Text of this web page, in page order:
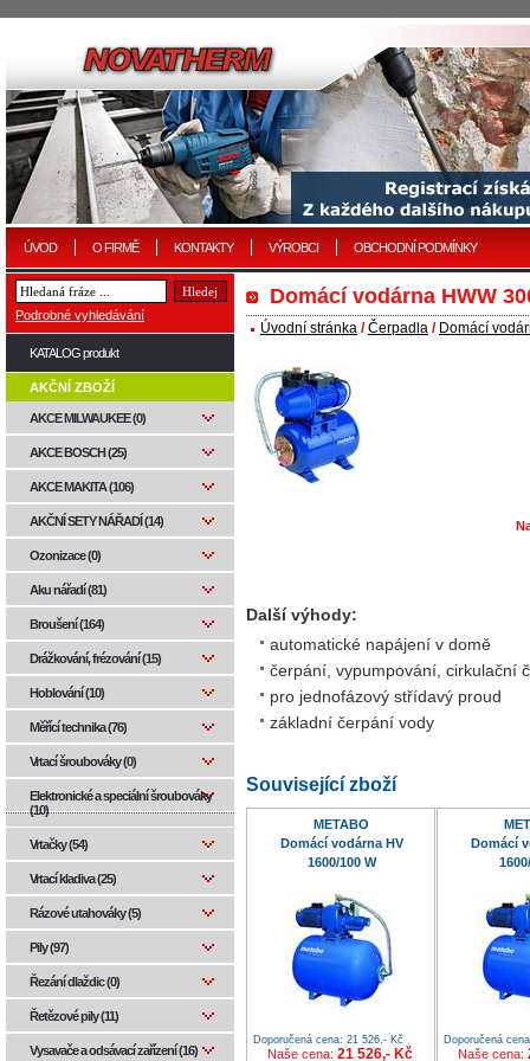
ÚVOD O FIRMĚ KONTAKTY VÝROBCI OBCHODNÍ PODMÍNKY
Domácí vodárna HWW
Úvodní stránka /Čerpadla / Domácí
Další výhody:
automatické napájení v domě
čerpání, vypumpování, cirkulační
pro jednofázový střídavý proud
základní čerpání vody
Související zboží
METABO
Domácí vodárna HV
1600/100 W
Doporučená cena: 21 526,- Kč
Naše cena:21 526,- Kč
Domácí
Doporučená
Naše cena:
Podrobné vyhledávání
KATALOG produkt
AKČNÍ ZBOŽÍ
AKCE MILWAUKEE (0)
AKCE BOSCH (25)
AKCE MAKITA (106)
AKČNÍ SETY NÁŘADÍ (14)
Ozonizace (0)
Aku nářadí (81)
Broušení (164)
Drážkování, frézování (15)
Hoblování (10)
Měřící technika (76)
Vrtací šroubováky (0)
Elektronické a speciální šroubováky
(10)
Vrtačky (54)
Vrtací kladiva (25)
Rázové utahováky (5)
Pily (97)
Řezání dlaždic (0)
Řetězové pily (11)
Vysavače a odsávací zařízení (16)